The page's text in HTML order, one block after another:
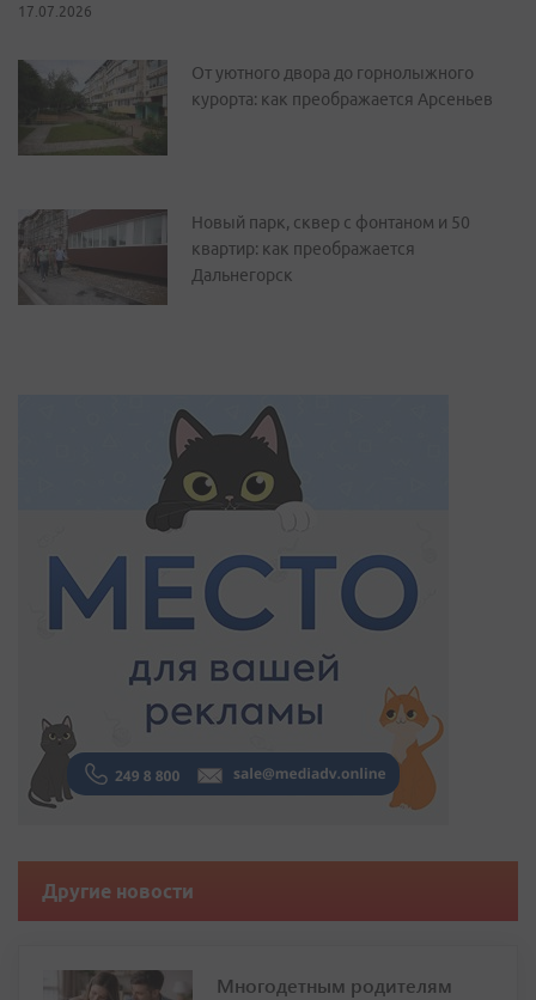
17.07.2026
От уютного двора до горнолыжного
курорта: как преображается Арсеньев
Новый парк, сквер с фонтаном и 50
квартир: как преображается
Дальнегорск
Другие новости
Многодетным родителям